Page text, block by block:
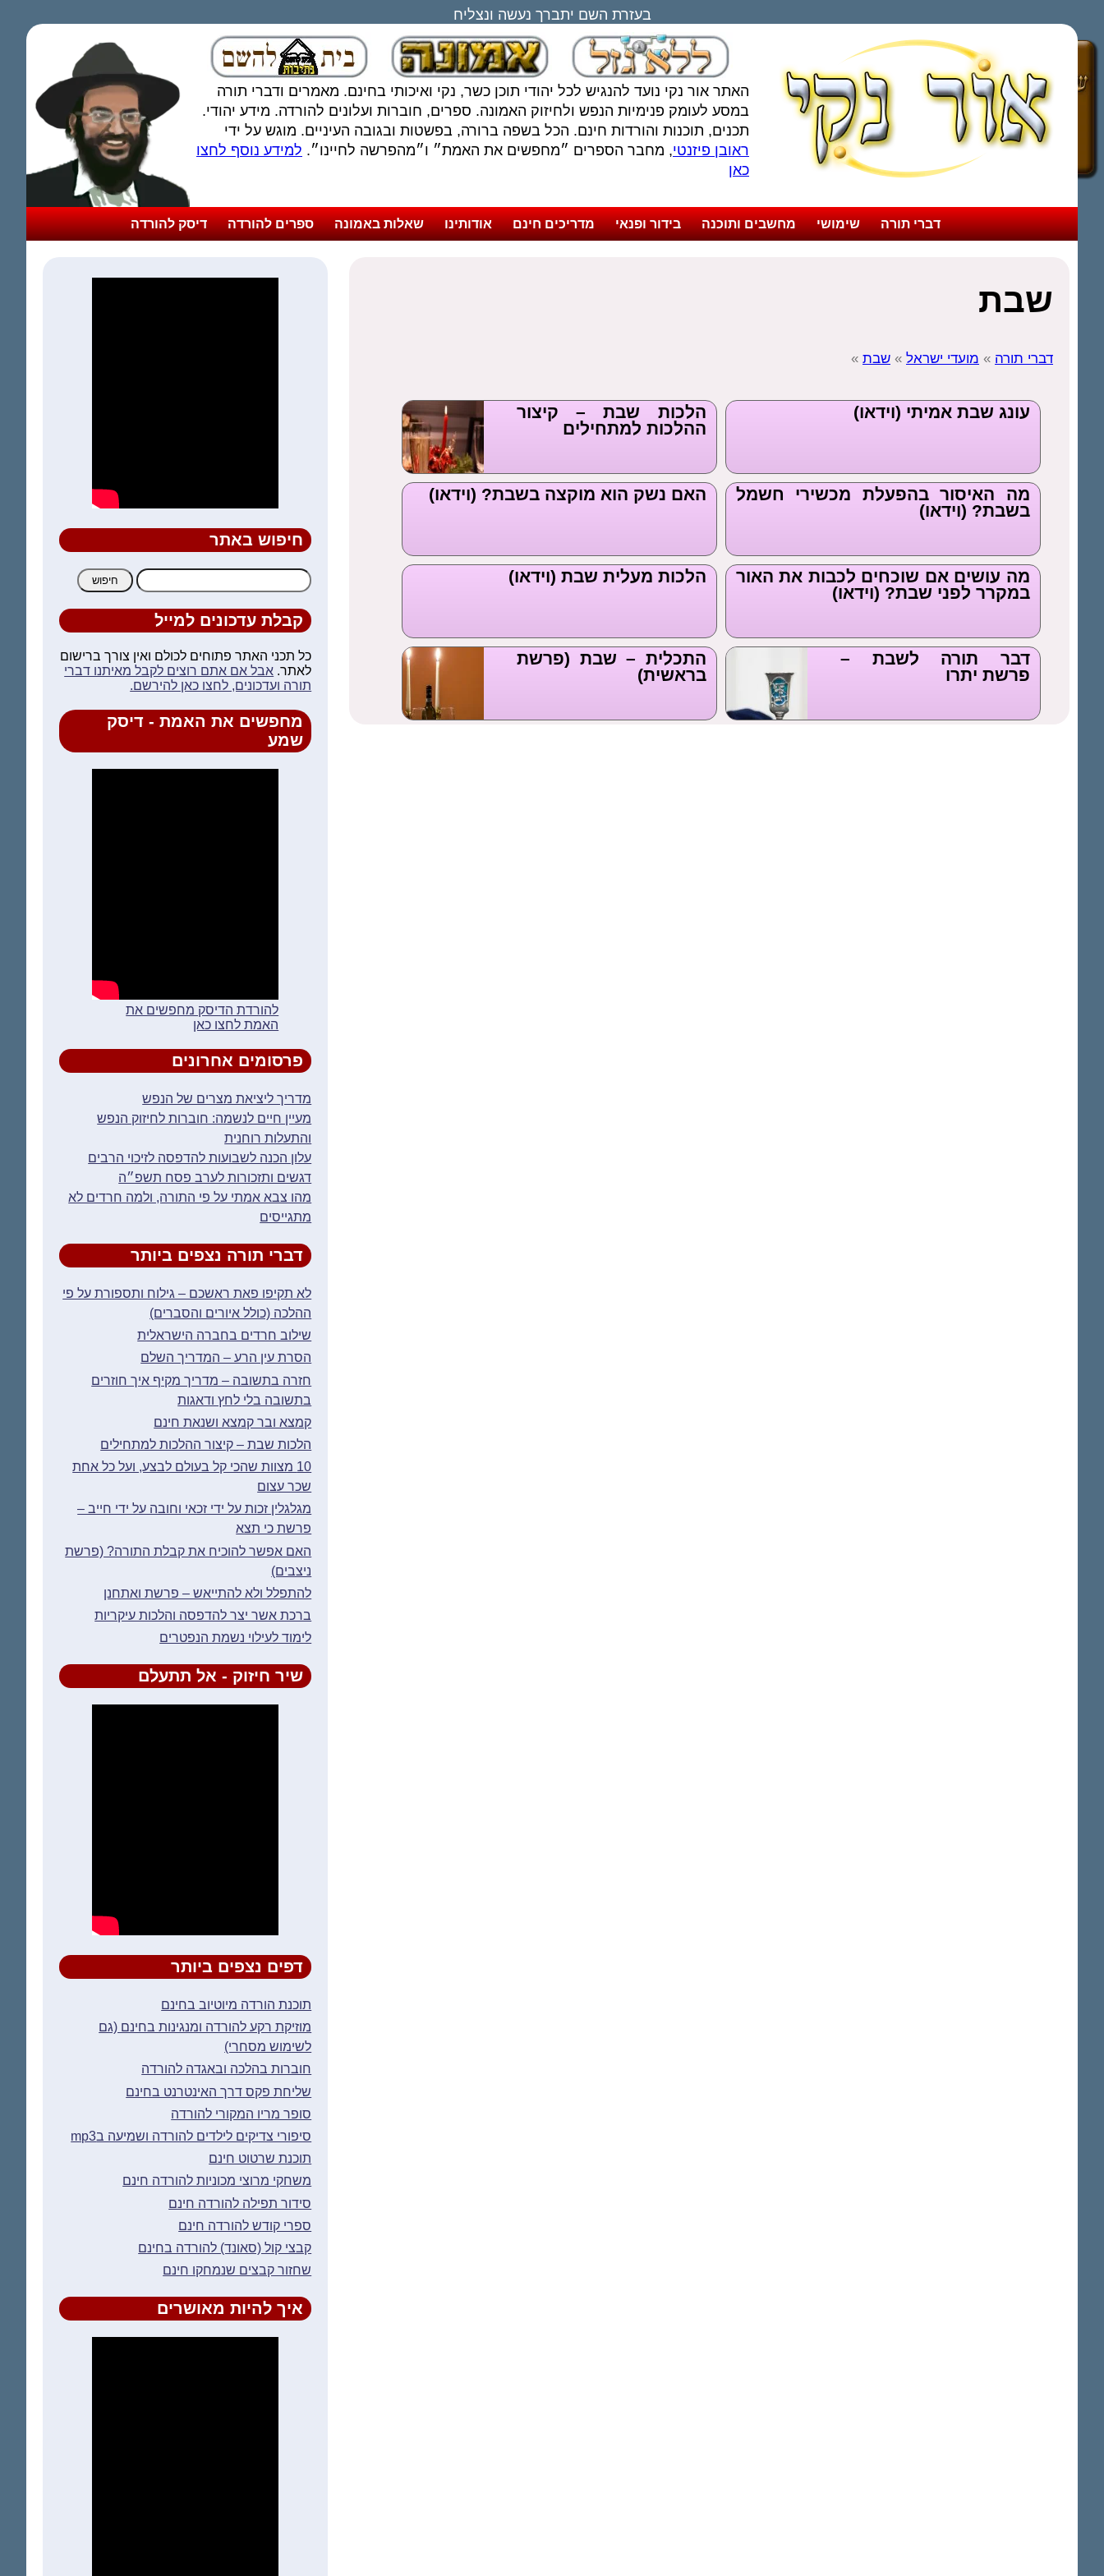
בעזרת השם יתברך נעשה ונצליח
האתר אור נקי נועד להנגיש לכל יהודי תוכן כשר, נקי ואיכותי בחינם. מאמרים ודברי תורה
במסע לעומק פנימיות הנפש ולחיזוק האמונה. ספרים, חוברות ועלונים להורדה. מידע יהודי.
תכנים, תוכנות והורדות חינם. הכל בשפה ברורה, בפשטות ובגובה העיניים. מוגש על ידי
ראובן פיזנטי, מחבר הספרים ״מחפשים את האמת״ ו״מהפרשה לחיינו״. למידע נוסף לחצו
כאן
דברי תורה שימושי מחשבים ותוכנה בידור ופנאי מדריכים חינם אודותינו שאלות באמונה ספרים להורדה דיסק להורדה
שבת
דברי תורה » מועדי ישראל » שבת »
עונג שבת אמיתי (וידאו)
הלכות שבת – קיצור
ההלכות למתחילים
מה האיסור בהפעלת מכשירי חשמל
בשבת? (וידאו)
האם נשק הוא מוקצה בשבת? (וידאו)
מה עושים אם שוכחים לכבות את האור
במקרר לפני שבת? (וידאו)
הלכות מעלית שבת (וידאו)
דבר תורה לשבת –
פרשת יתרו
התכלית – שבת (פרשת
בראשית)
חיפוש באתר
חיפוש:
קבלת עדכונים למייל
כל תכני האתר פתוחים לכולם ואין צורך ברישום
לאתר. אבל אם אתם רוצים לקבל מאיתנו דברי
תורה ועדכונים, לחצו כאן להירשם.
מחפשים את האמת - דיסק
שמע
להורדת הדיסק מחפשים את
האמת לחצו כאן
פרסומים אחרונים
מדריך ליציאת מצרים של הנפש
מעיין חיים לנשמה: חוברות לחיזוק הנפש
והתעלות רוחנית
עלון הכנה לשבועות להדפסה לזיכוי הרבים
דגשים ותזכורות לערב פסח תשפ״ה
מהו צבא אמתי על פי התורה, ולמה חרדים לא
מתגייסים
דברי תורה נצפים ביותר
לא תקיפו פאת ראשכם – גילוח ותספורת על פי
ההלכה (כולל איורים והסברים)
שילוב חרדים בחברה הישראלית
הסרת עין הרע – המדריך השלם
חזרה בתשובה – מדריך מקיף איך חוזרים
בתשובה בלי לחץ ודאגות
קמצא ובר קמצא ושנאת חינם
הלכות שבת – קיצור ההלכות למתחילים
10 מצוות שהכי קל בעולם לבצע, ועל כל אחת
שכר עצום
מגלגלין זכות על ידי זכאי וחובה על ידי חייב –
פרשת כי תצא
האם אפשר להוכיח את קבלת התורה? (פרשת
ניצבים)
להתפלל ולא להתייאש – פרשת ואתחנן
ברכת אשר יצר להדפסה והלכות עיקריות
לימוד לעילוי נשמת הנפטרים
שיר חיזוק - אל תתעלם
דפים נצפים ביותר
תוכנת הורדה מיוטיוב בחינם
מוזיקת רקע להורדה ומנגינות בחינם (גם
לשימוש מסחרי)
חוברות בהלכה ובאגדה להורדה
שליחת פקס דרך האינטרנט בחינם
סופר מריו המקורי להורדה
סיפורי צדיקים לילדים להורדה ושמיעה בmp3
תוכנת שרטוט חינם
משחקי מרוצי מכוניות להורדה חינם
סידור תפילה להורדה חינם
ספרי קודש להורדה חינם
קבצי קול (סאונד) להורדה בחינם
שחזור קבצים שנמחקו חינם
איך להיות מאושרים